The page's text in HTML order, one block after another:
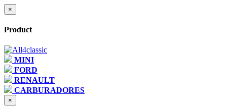
×
Product
MINI
FORD
RENAULT
CARBURADORES
×